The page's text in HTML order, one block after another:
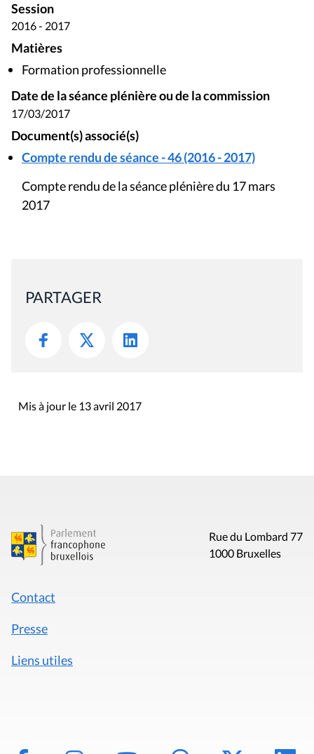
Session
2016 - 2017
Matières
Formation professionnelle
Date de la séance plénière ou de la commission
17/03/2017
Document(s) associé(s)
Compte rendu de séance - 46 (2016 - 2017)
Compte rendu de la séance plénière du 17 mars
2017
PARTAGER
Mis à jour le 13 avril 2017
Rue du Lombard 77
1000 Bruxelles
Contact
Presse
Liens utiles